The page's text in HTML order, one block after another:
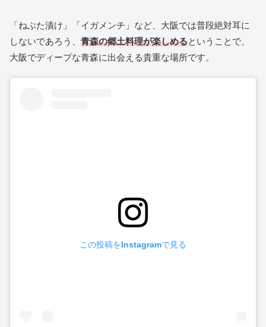
「ねぶた漬け」「イガメンチ」など、大阪では普段絶対耳に
しないであろう、 青森の郷土料理が楽しめるということで、
大阪でディープな青森に出会える貴重な場所です。
この投稿をInstagramで見る